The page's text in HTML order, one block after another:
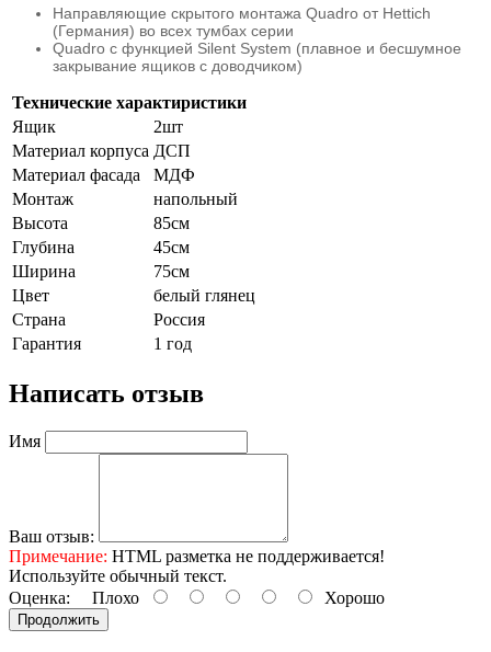
Направляющие скрытого монтажа Quadro от Hettich
(Германия) во всех тумбах серии
Quadro с функцией Silent System (плавное и бесшумное
закрывание ящиков с доводчиком)
Технические характиристики
Ящик
2шт
Материал корпуса ДСП
Материал фасада
МДФ
Монтаж
напольный
Высота
85см
Глубина
45см
Ширина
75см
Цвет
белый глянец
Страна
Россия
Гарантия
1 год
Написать отзыв
Имя
Ваш отзыв:
Примечание: HTML разметка не поддерживается!
Используйте обычный текст.
Оценка: Плохо Хорошо
Продолжить